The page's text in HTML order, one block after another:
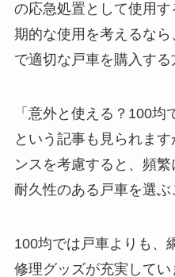
の応急処置として使用
期的な使用を考えるな
で適切な戸車を購入する
「意外と使える？100均
という記事も見られま
ンスを考慮すると、頻
耐久性のある戸車を選ぶ
100均では戸車よりも、
修理グッズが充実してい